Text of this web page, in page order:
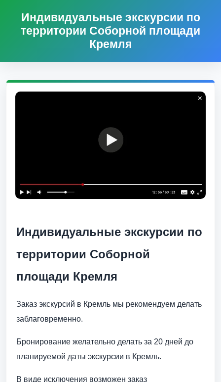
Индивидуальные экскурсии по
территории Соборной площади
Кремля
Индивидуальные экскурсии по
территории Соборной
площади Кремля
Заказ экскурсий в Кремль мы рекомендуем делать
заблаговременно.
Бронирование желательно делать за 20 дней до
планируемой даты экскурсии в Кремль.
В виде исключения возможен заказ